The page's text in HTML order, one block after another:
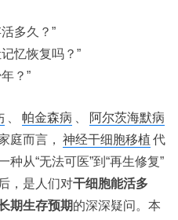
多久？”
忆恢复吗？”
？”
帕金森病
阿尔茨海默病
庭而言， 神经干细胞移植 代
从“无法可医”到“再生修复”
，是人们对干细胞能活多
期生存预期的深深疑问。本